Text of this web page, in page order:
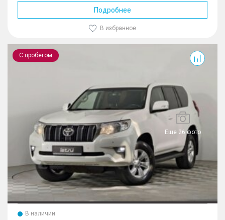
Подробнее
В избранное
С пробегом
Еще 26 фото
Land Cruiser Prado
В наличии